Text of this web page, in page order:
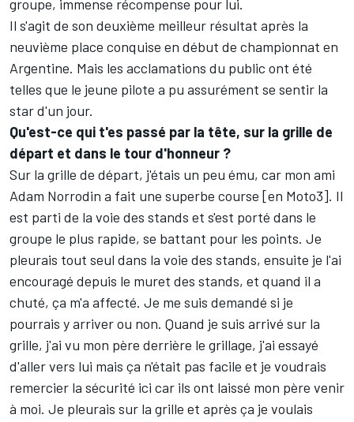
groupe, immense récompense pour lui.
Il s'agit de son deuxième meilleur résultat après la
neuvième place conquise en début de championnat en
Argentine. Mais les acclamations du public ont été
telles que le jeune pilote a pu assurément se sentir la
star d'un jour.
Qu'est-ce qui t'es passé par la tête, sur la grille de
départ et dans le tour d'honneur ?
Sur la grille de départ, j'étais un peu ému, car mon ami
Adam Norrodin a fait une superbe course [en Moto3]. Il
est parti de la voie des stands et s'est porté dans le
groupe le plus rapide, se battant pour les points. Je
pleurais tout seul dans la voie des stands, ensuite je l'ai
encouragé depuis le muret des stands, et quand il a
chuté, ça m'a affecté. Je me suis demandé si je
pourrais y arriver ou non. Quand je suis arrivé sur la
grille, j'ai vu mon père derrière le grillage, j'ai essayé
d'aller vers lui mais ça n'était pas facile et je voudrais
remercier la sécurité ici car ils ont laissé mon père venir
à moi. Je pleurais sur la grille et après ça je voulais